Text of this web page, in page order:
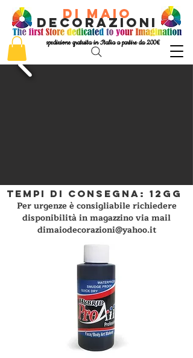
di Maio
decorazioni
spedizione gratuita in Italia a partire da 200€
tempi di consegna: 12gg
Per urgenze è consigliabile richiedere
disponibilità in magazzino via mail
dimaiodecorazioni@yahoo.it